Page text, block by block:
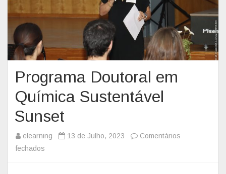
Programa Doutoral em
Química Sustentável
Sunset
elearning 13 de Julho, 2023
Comentários
fechados